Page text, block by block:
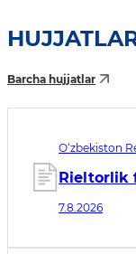
Barcha hujjatlar
O‘zbekiston
Rieltorlik
7.8.2026